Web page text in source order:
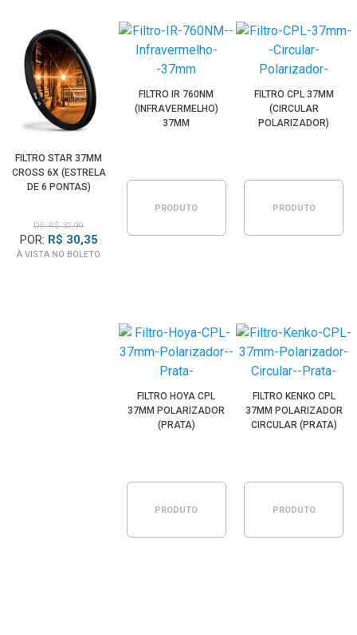
FILTRO STAR 37MM
CROSS 6X (ESTRELA
DE 6 PONTAS)
DE: R$ 32,99
POR: R$ 30,35
À VISTA NO BOLETO
FILTRO IR 760NM
(INFRAVERMELHO)
37MM
PRODUTO
FILTRO CPL 37MM
(CIRCULAR
POLARIZADOR)
PRODUTO
FILTRO HOYA CPL
37MM POLARIZADOR
(PRATA)
PRODUTO
FILTRO KENKO CPL
37MM POLARIZADOR
CIRCULAR (PRATA)
PRODUTO